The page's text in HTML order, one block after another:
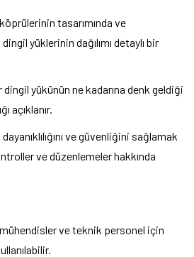
tasarımında ve
yüklerinin dağılımı detaylı bir
yükünün ne kadarına denk geldiği
açıklanır.
dayanıklılığını ve güvenliğini sağlamak
ve düzenlemeler hakkında
ve teknik personel için